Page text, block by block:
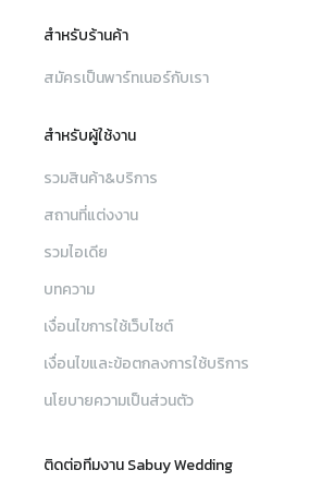
สำหรับร้านค้า
สมัครเป็นพาร์ทเนอร์กับเรา
สำหรับผู้ใช้งาน
รวมสินค้า&บริการ
สถานที่แต่งงาน
รวมไอเดีย
บทความ
เงื่อนไขการใช้เว็บไซต์
เงื่อนไขและข้อตกลงการใช้บริการ
นโยบายความเป็นส่วนตัว
ติดต่อทีมงาน Sabuy Wedding